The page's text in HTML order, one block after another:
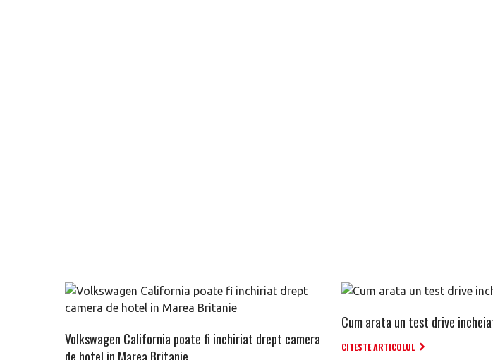
Volkswagen California poate fi inchiriat drept camera
Cum arata un test drive
CITESTE ARTICOLUL